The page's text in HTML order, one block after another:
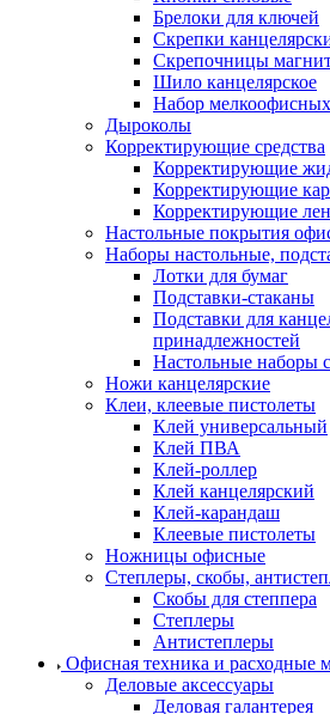
Брелоки для ключей
Скрепки
Скрепочницы
Шило канцелярское
Набор
Дыроколы
Корректирующие средства
Корректирующие
Корректирующие
Корректирующие
Настольные покрытия
Наборы настольные,
Лотки для бумаг
Подставки-стаканы
Подставки для
принадлежностей
Настольные наборы
Ножи канцелярские
Клеи, клеевые пистолеты
Клей универсальный
Клей ПВА
Клей-роллер
Клей канцелярский
Клей-карандаш
Клеевые пистолеты
Ножницы офисные
Степлеры, скобы,
Скобы для степпера
Степлеры
Антистеплеры
Офисная техника и расходные
Деловые аксессуары
Деловая галантерея